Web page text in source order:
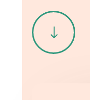
"